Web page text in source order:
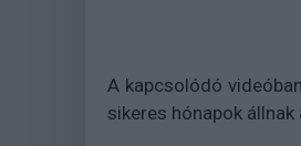
A kapcsolódó
sikeres hónapok állnak